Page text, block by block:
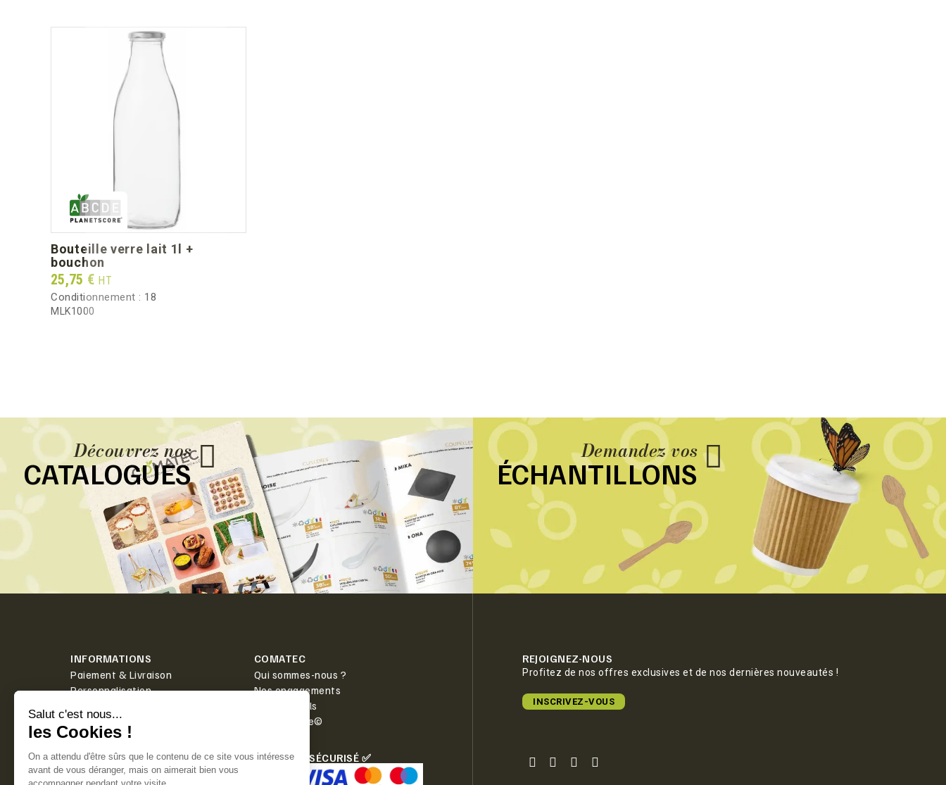
bouteille verre lait 1l +
bouchon
Prix
25,75 € HT
Conditionnement : 18
MLK1000
Découvrez nos
CATALOGUES
Demandez vos
ÉCHANTILLONS
INFORMATIONS
Paiement & Livraison
Personnalisation
Contact
COMATEC
Qui sommes-nous ?
Nos engagements
Boîte à outils
PlanetScore©
LIVRAISON
Offerte dès 350€ HT d'achat.
PAIEMENT SÉCURISÉ ✅
REJOIGNEZ-NOUS
Profitez de nos offres exclusives et de nos dernières nouveautés !
INSCRIVEZ-VOUS